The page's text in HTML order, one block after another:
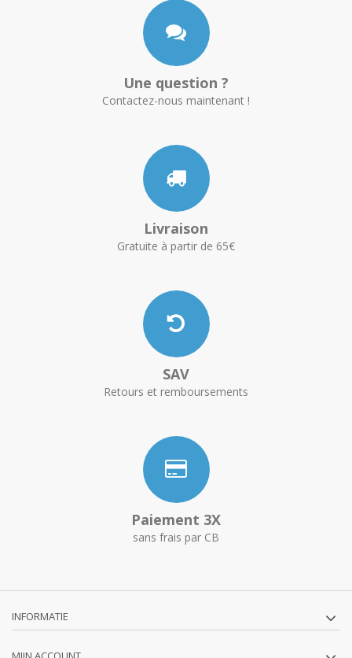
Une question ?
Contactez-nous maintenant !
Livraison
Gratuite à partir de 65€
SAV
Retours et remboursements
Paiement 3X
sans frais par CB
INFORMATIE